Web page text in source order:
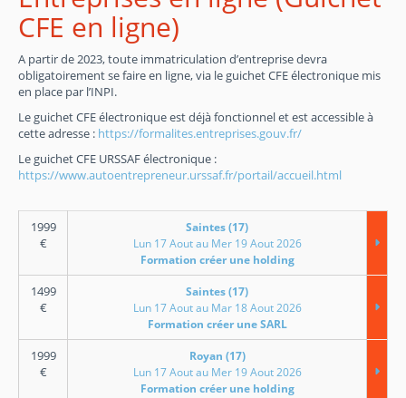
CFE en ligne)
A partir de 2023, toute immatriculation d’entreprise devra
obligatoirement se faire en ligne, via le guichet CFE électronique mis
en place par l’INPI.
Le guichet CFE électronique est déjà fonctionnel et est accessible à
cette adresse : https://formalites.entreprises.gouv.fr/
Le guichet CFE URSSAF électronique :
https://www.autoentrepreneur.urssaf.fr/portail/accueil.html
1999
€
Saintes (17)
Lun 17 Aout au Mer 19 Aout 2026
Formation créer une holding
1499
€
Saintes (17)
Lun 17 Aout au Mar 18 Aout 2026
Formation créer une SARL
1999
€
Royan (17)
Lun 17 Aout au Mer 19 Aout 2026
Formation créer une holding